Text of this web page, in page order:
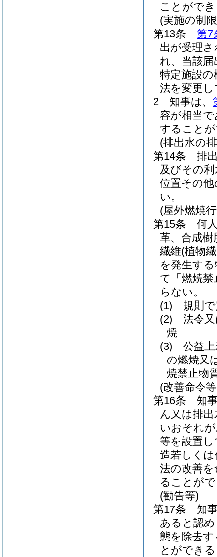
ことがで
(実施の制
第13条
第7
出が受理
れ、当該
特定施設
法を変更
2
知事は、
容が相当
すること
(排出水の
第14条
排
及びその
位置その
い。
(屋外燃焼
第15条
何
革、合成樹
繊維(植物
を発生す
て「燃焼
らない。
(1)
規則
(2)
法令
焼
(3)
公益
の燃焼又
焼禁止物
(改善命令
第16条
知
ん又は排
いおそれ
等を設置
造若しく
法の改善
ることが
(勧告等)
第17条
知
あると認
態を除去
とができ